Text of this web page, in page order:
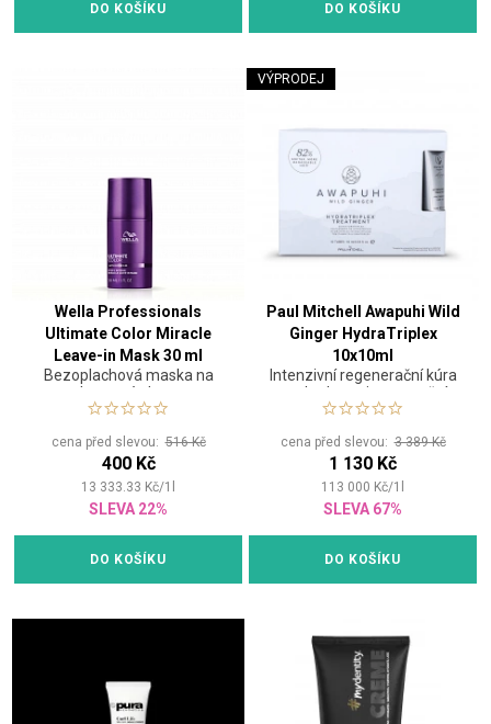
DO KOŠÍKU DO KOŠÍKU
Wella Professionals
Ultimate Color Miracle
Leave-in Mask 30 ml
Bezoplachová maska na
barvené vlasy.
cena před slevou:516 Kč
400 Kč
13 333.33 Kč/1
SLEVA 22%
DO KOŠÍKU
VÝPRODEJ
Paul Mitchell Awapuhi Wild
Ginger HydraTriplex
10x10ml
Intenzivní regenerační kúra
pro hydrataci a zpevnění
vlasů
cena před slevou:3 389 Kč
1 130 Kč
113 000 Kč/1
SLEVA 67%
DO KOŠÍKU